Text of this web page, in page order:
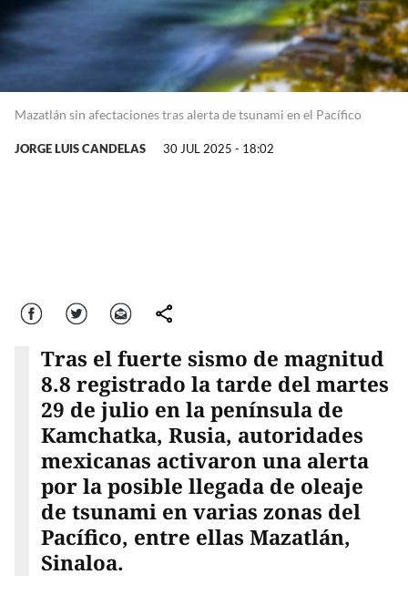
Mazatlán sin afectaciones tras alerta de tsunami en el Pacífico
JORGE LUIS CANDELAS 30 JUL 2025 - 18:02
Facebook Twitter Correo comparte
Tras el fuerte sismo de magnitud
8.8 registrado la tarde del martes
29 de julio en la península de
Kamchatka, Rusia, autoridades
mexicanas activaron una alerta
por la posible llegada de oleaje
de tsunami en varias zonas del
Pacífico, entre ellas Mazatlán,
Sinaloa.